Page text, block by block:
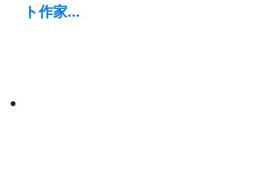
ト作家...